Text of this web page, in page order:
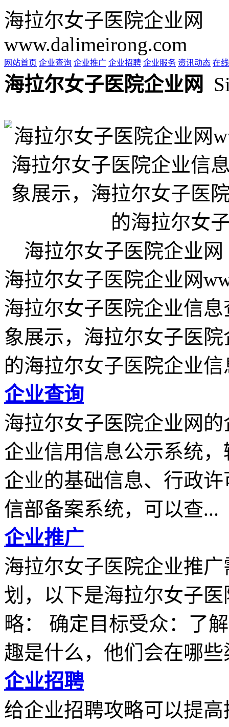
海拉尔女子医院企业网
www.dalimeirong.com
网站首页 企业查询 企业推广 企业招聘 企业服务 资讯动态 在
海拉尔女子医院企业网
海拉尔女子医院企业网
海拉尔女子医院企业网
海拉尔女子医院企业信
象展示，海拉尔女子医
的海拉尔女子医院企业
企业查询
海拉尔女子医院企业网
企业信用信息公示系统
企业的基础信息、行政
信部备案系统，可以查...
企业推广
海拉尔女子医院企业推
划，以下是海拉尔女子
略： 确定目标受众：了
趣是什么，他们会在哪些
企业招聘
给企业招聘攻略可以提